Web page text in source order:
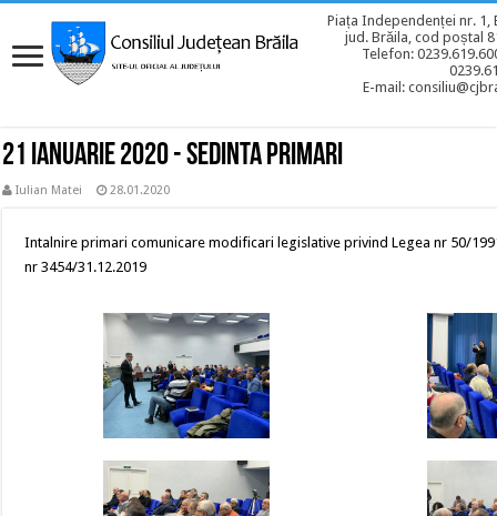
Piața Independenței nr. 1,
jud. Brăila, cod poștal
Telefon:
E-mail:
21 ianuarie 2020 - Sedinta primari
Iulian Matei 28.01.2020
Intalnire primari comunicare modificari legislative privind Legea nr 50/
nr 3454/31.12.2019